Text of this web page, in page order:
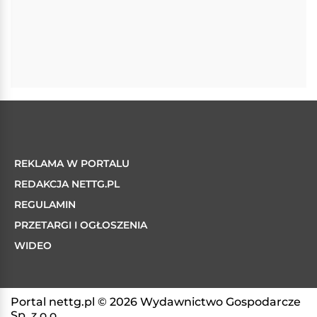
REKLAMA W PORTALU
REDAKCJA NETTG.PL
REGULAMIN
PRZETARGI I OGŁOSZENIA
WIDEO
Portal nettg.pl © 2026 Wydawnictwo Gospodarcze